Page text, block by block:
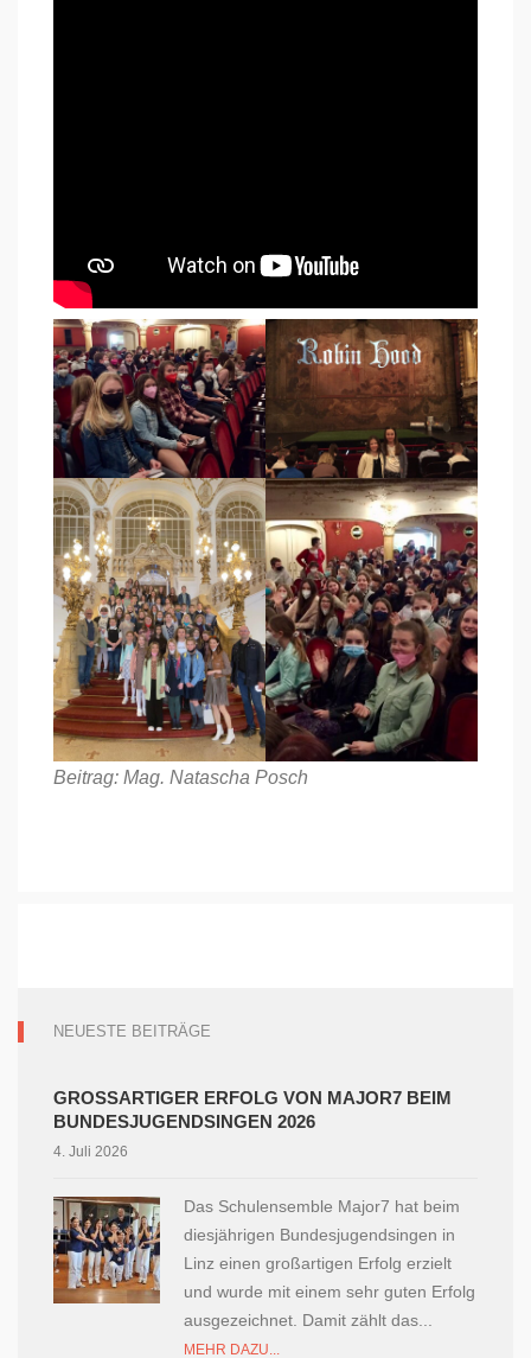
Beitrag: Mag. Natascha Posch
NEUESTE BEITRÄGE
GROSSARTIGER ERFOLG VON MAJOR7 BEIM B
UNDESJUGENDSINGEN 2026
4. Juli 2026
Das Schulensemble Major7 hat beim
diesjährigen Bundesjugendsingen in
Linz einen großartigen Erfolg erzielt
und wurde mit einem sehr guten Erfolg
ausgezeichnet. Damit zählt das...
MEHR DAZU...